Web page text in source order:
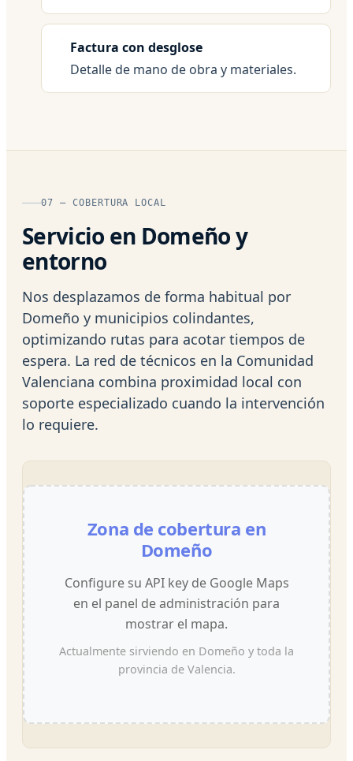
Factura con desglose
Detalle de mano de obra y materiales.
07 — COBERTURA LOCAL
Servicio en Domeño y
entorno
Nos desplazamos de forma habitual por
Domeño y municipios colindantes,
optimizando rutas para acotar tiempos de
espera. La red de técnicos en la Comunidad
Valenciana combina proximidad local con
soporte especializado cuando la intervención
lo requiere.
Zona de cobertura en
Domeño
Configure su API key de Google Maps
en el panel de administración para
mostrar el mapa.
Actualmente sirviendo en Domeño y toda la
provincia de Valencia.